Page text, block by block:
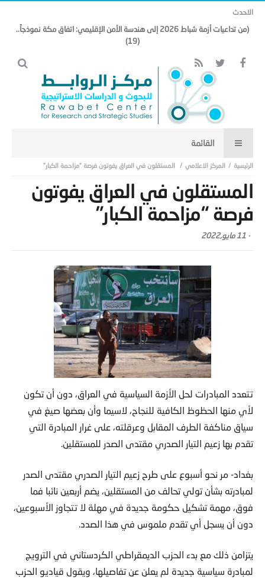
الاحدث
(من تداعيات أزمة شباط 2026 إلى هندسة الأمن الإقليمي: اتفاق مكة نموذجاً..
(19)
المركز الاعلامي المستقلون في العراق يفوتون فرصة “مزاحمة الكبار”
المستقلون في العراق يفوتون
فرصة “مزاحمة الكبار”
- 11 مايو,2022
تتعدد المبادرات لحل الأزمة السياسية في العراق، دون أن تكون
لأي منها الحظوظ الكافية للنجاح، لاسيما وأن بعضها صيغ في
سياق مناكفة الطرف المقابل وعرقلته، على غرار المبادرة التي
تقدم بها زعيم التيار الصدري مقتدى الصدر للمستقلين.
بغداد- مر نحو أسبوع على طرح زعيم التيار الصدري مقتدى الصدر
لمبادرته بشأن تولي تحالف من المستقلين، يضم أربعين نائبا فما
فوق، مهمة تشكيل حكومة جديدة في مهلة لا تتجاوز الأسبوعين،
دون أن يسجل أي تقدم ملموس في هذا الصدد.
يتزامن ذلك مع بدء الحزب الديمقراطي الكردستاني في الترويج
لمبادرة سياسية جديدة لم يعلن عن تفاصيلها، ويقول قياديو الحزب